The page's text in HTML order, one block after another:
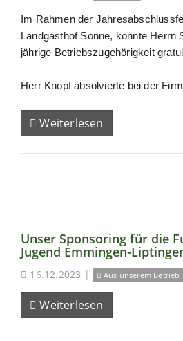
Im Rahmen der
Landgasthof Sonne, konnte Herrn
jährige Betriebszugehörigkeit
Herr Knopf absolvierte bei der
Weiterlesen
Unser Sponsoring für die
Jugend Emmingen-
16.12.2023 | Aus unserem Betrieb
Weiterlesen